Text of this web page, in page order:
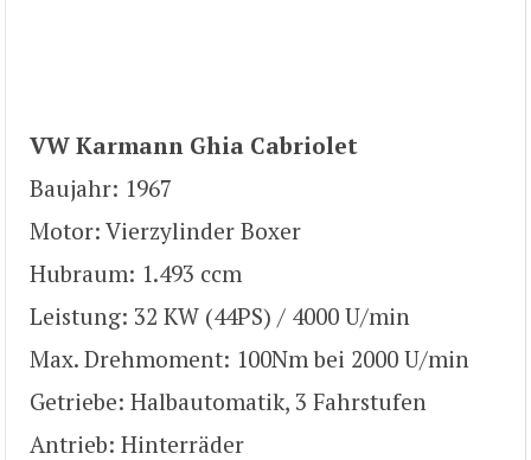
VW Karmann Ghia Cabriolet
Baujahr: 1967
Motor: Vierzylinder Boxer
Hubraum: 1.493 ccm
Leistung: 32 KW (44PS) / 4000 U/min
Max. Drehmoment: 100Nm bei 2000 U/min
Getriebe: Halbautomatik, 3 Fahrstufen
Antrieb: Hinterräder